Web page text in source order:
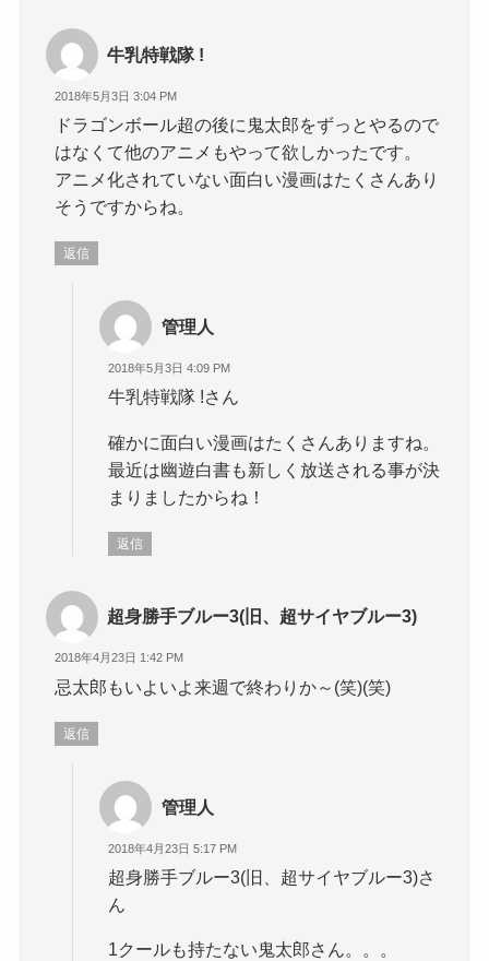
牛乳特戦隊 !
2018年5月3日 3:04 PM
ドラゴンボール超の後に鬼太郎をずっとやるので
はなくて他のアニメもやって欲しかったです。
アニメ化されていない面白い漫画はたくさんあり
そうですからね。
返信
管理人
2018年5月3日 4:09 PM
牛乳特戦隊 !さん
確かに面白い漫画はたくさんありますね。
最近は幽遊白書も新しく放送される事が決
まりましたからね！
返信
超身勝手ブルー3(旧、超サイヤブルー3)
2018年4月23日 1:42 PM
忌太郎もいよいよ来週で終わりか～(笑)(笑)
返信
管理人
2018年4月23日 5:17 PM
超身勝手ブルー3(旧、超サイヤブルー3)さ
ん
1クールも持たない鬼太郎さん。。。